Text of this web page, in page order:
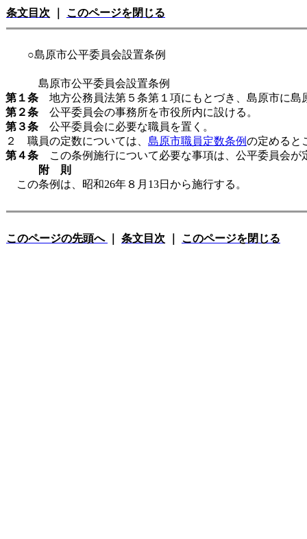
条文目次 このページを閉じる
○島原市公平委員会設置条例
島原市公平委員会設置条例
第１条 地方公務員法第５条第１項にもとづき、島原市に島
第２条 公平委員会の事務所を市役所内に設ける。
第３条 公平委員会に必要な職員を置く。
２ 職員の定数については、 島原市職員定数条例の定めると
第４条 この条例施行について必要な事項は、公平委員会が
附 則
この条例は、昭和26年８月13日から施行する。
このページの先頭へ 条文目次 このページを閉じる